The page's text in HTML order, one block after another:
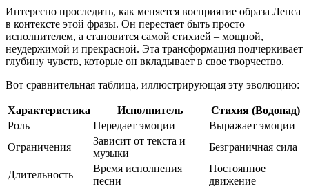
Интересно проследить, как меняется восприятие образа Лепса
в контексте этой фразы. Он перестает быть просто
исполнителем, а становится самой стихией – мощной,
неудержимой и прекрасной. Эта трансформация подчеркивает
глубину чувств, которые он вкладывает в свое творчество.
Вот сравнительная таблица, иллюстрирующая эту эволюцию:
Характеристика Исполнитель
Стихия (Водопад)
Роль
Передает эмоции
Выражает эмоции
Ограничения
Зависит от текста и
музыки
Безграничная сила
Длительность
Время исполнения
песни
Постоянное
движение